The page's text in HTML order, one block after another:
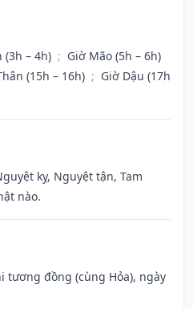
(3h – 4h) ; Giờ Mão (5h – 6h)
(15h – 16h) ; Giờ Dậu (17h
kỵ, Nguyệt tận, Tam
nào.
tương đồng (cùng Hỏa), ngày